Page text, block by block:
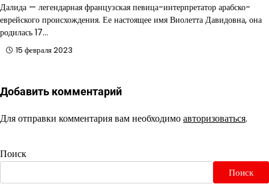
Далида — легендарная французская певица-интерпретатор арабско-
еврейского происхождения. Ее настоящее имя Виолетта Давидовна, она
родилась 17…
15 февраля 2023
Добавить комментарий
Для отправки комментария вам необходимоавторизоваться.
Поиск
Поиск